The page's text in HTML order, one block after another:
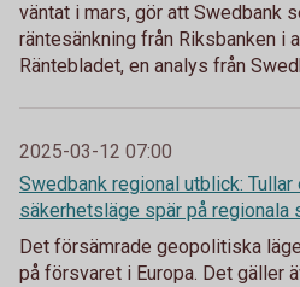
väntat i mars, gör att Swedbank
räntesänkning från Riksbanken i
Räntebladet, en analys från
2025-03-12 07:00
Swedbank regional utblick:
säkerhetsläge spär på regionala
Det försämrade geopolitiska
på försvaret i Europa. Det gäller